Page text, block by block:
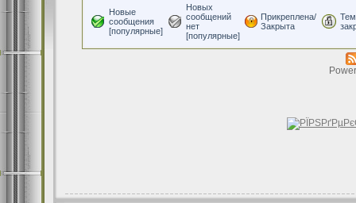
Новые
сообщения
[популярные]
Новых
сообщений
нет
[популярные]
Прикреплена/
Закрыта